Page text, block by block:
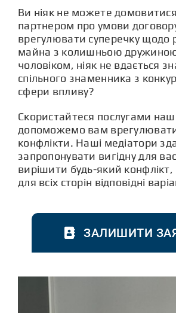
КОНТАКТИ
Ви ніяк не можете домовитися
партнером про умови
врегулювати суперечку щодо
майна з колишньою
чоловіком, ніяк не вдається
спільного знаменника з
сфери впливу?
Скористайтеся послугами
допоможемо вам
конфлікти. Наші медіатори
запропонувати вигідну для
вирішити будь-який конфлікт,
для всіх сторін відповідні
ЗАЛИШИТИ